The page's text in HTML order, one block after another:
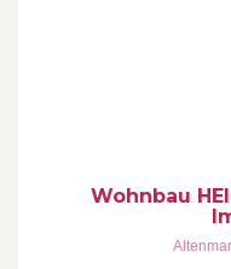
Wohnbau